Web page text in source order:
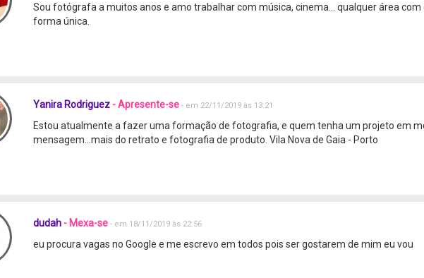
Sou fotógrafa a muitos anos e amo trabalhar com música, cinema... qualquer área
forma única.
Yanira Rodriguez - Apresente-se - em 22/11/2019 às 13:21
Estou atualmente a fazer uma formação de fotografia, e quem tenha um projeto em
mensagem...mais do retrato e fotografia de produto. Vila Nova de Gaia - Porto
dudah - Mexa-se - em 18/11/2019 às 22:56
eu procura vagas no Google e me escrevo em todos pois ser gostarem de mim eu vou